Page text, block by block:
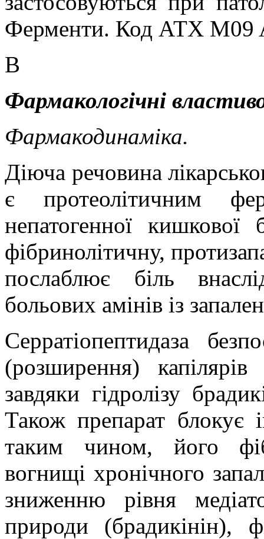
Ферменти. Код АТХ M09
В
Фармакологічні
Фармакодинаміка.
Діюча речовина
є протеолітичним
непатогенної кишкової
фібринолітичну,
послаблює біль
больових амінів із
Серратіопептидаза
(розширення)
завдяки гідролізу
Також препарат блокує
таким чином, його
вогнищі хронічного
зниженню рівня
природи (брадикінін),